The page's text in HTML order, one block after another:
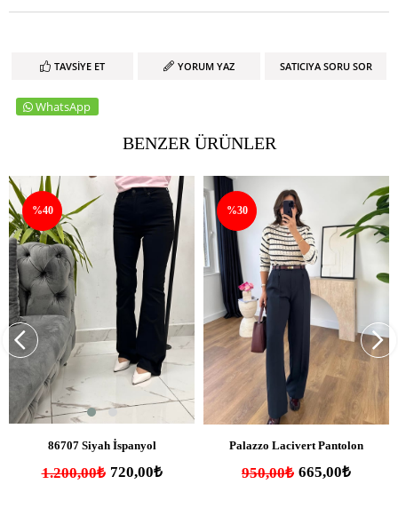
TAVSIYE ET YORUM YAZ SATICIYA SORU SOR
WhatsApp
BENZER ÜRÜNLER
SEPETE EKLE
%40
86707 Siyah İspanyol
720,00₺
1.200,00₺
SEPETE EKLE
%30
Palazzo Lacivert Pantolon
665,00₺
950,00₺